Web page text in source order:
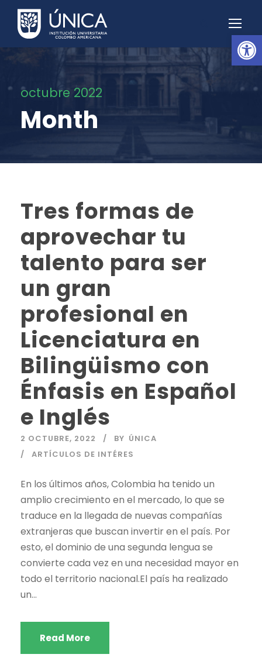
Abrir barra de herramientas
octubre 2022
Month
Tres formas de
aprovechar tu
talento para ser
un gran
profesional en
Licenciatura en
Bilingüismo con
Énfasis en Español
e Inglés
2 OCTUBRE, 2022 BY ÚNICA
ARTÍCULOS DE INTÉRES
En los últimos años, Colombia ha tenido un
amplio crecimiento en el mercado, lo que se
traduce en la llegada de nuevas compañías
extranjeras que buscan invertir en el país. Por
esto, el dominio de una segunda lengua se
convierte cada vez en una necesidad mayor en
todo el territorio nacional.El país ha realizado
un...
Read More